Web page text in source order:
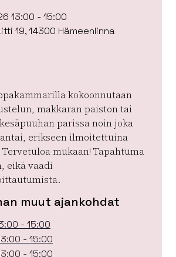
13:00 - 15:00
19, 14300 Hämeenlinna
kokoonnutaan
makkaran paiston tai
parissa noin joka
erikseen ilmoitettuina
mukaan! Tapahtuma
eikä vaadi
muut ajankohdat
- 15:00
- 15:00
- 15:00